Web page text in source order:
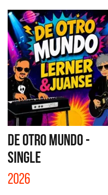
DE OTRO MUNDO -
SINGLE
2026